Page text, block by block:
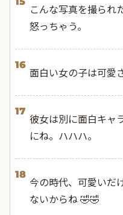
こんな写真を撮られ
怒っちゃう。
16
面白い女の子は可愛
17
彼女は別に面白キャ
にね。ハハハ。
18
今の時代、可愛いだ
ないからね 🤣🤣